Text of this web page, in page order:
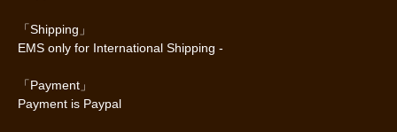
「Shipping」
EMS only for International Shipping -
「Payment」
Payment is Paypal